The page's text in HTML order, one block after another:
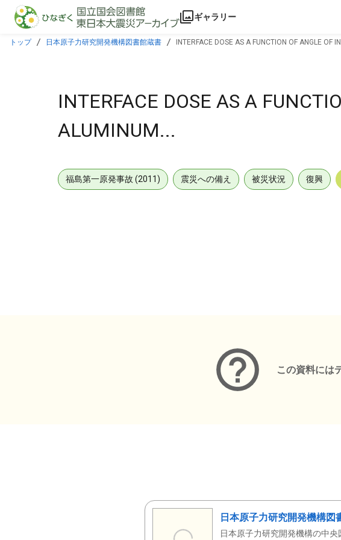
本文に飛ぶ
ギャラリー
トップ 日本原子力研究開発機構図書館蔵書 INTERFACE DOSE AS A FUNCTION OF ANGLE OF
INTERFACE DOSE AS A
ALUMINUM...
福島第一原発事故 (2011) 震災への備え 被災状況 復興
この資料には
日本原子力研究開発機構図
日本原子力研究開発機構の中